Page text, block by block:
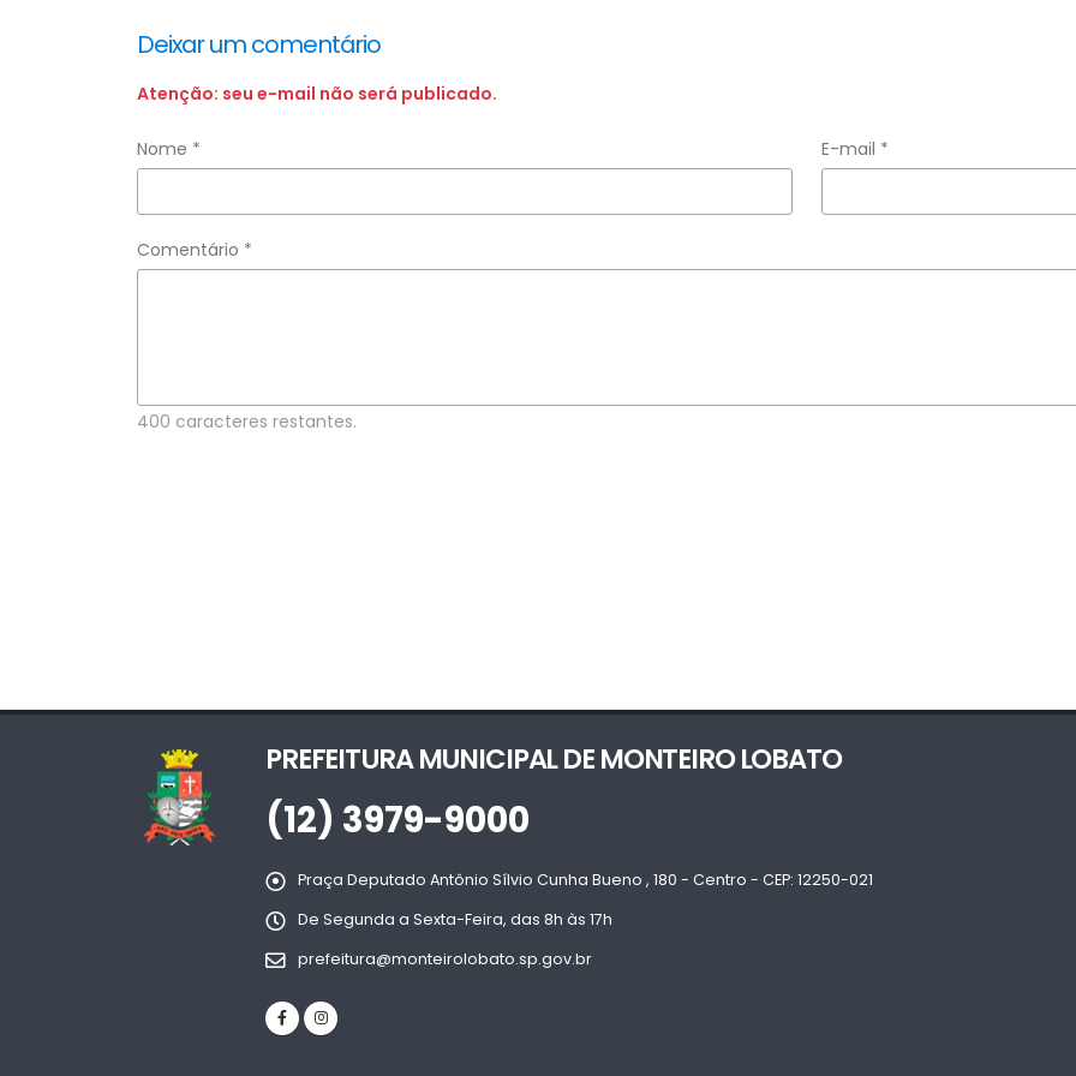
Deixar um comentário
Atenção: seu e-mail não será publicado.
Nome * E-mail *
Comentário *
400 caracteres restantes.
PREFEITURA MUNICIPAL DE MONTEIRO LOBATO
(12) 3979-9000
Praça Deputado Antônio Sílvio Cunha Bueno , 180 - Centro - CEP: 12250-021
De Segunda a Sexta-Feira, das 8h às 17h
prefeitura@monteirolobato.sp.gov.br